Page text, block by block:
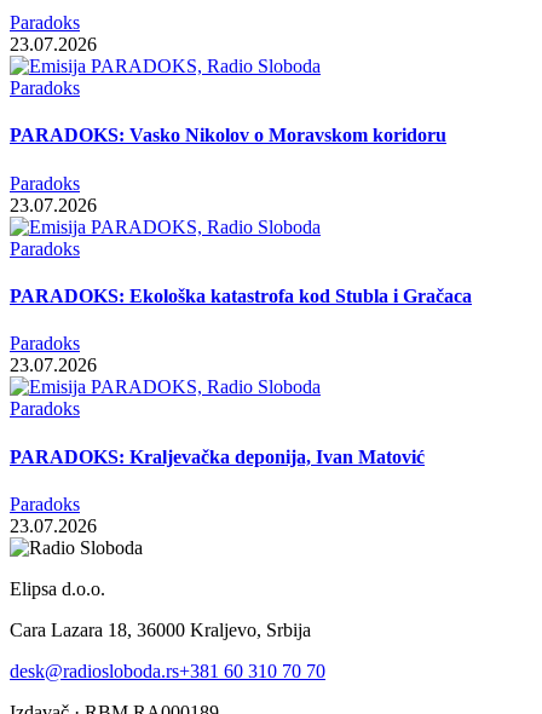
Paradoks
23.07.2026
Paradoks
PARADOKS: Vasko Nikolov o Moravskom koridoru
Paradoks
23.07.2026
Paradoks
PARADOKS: Ekološka katastrofa kod Stubla i Gračaca
Paradoks
23.07.2026
Paradoks
PARADOKS: Kraljevačka deponija, Ivan Matović
Paradoks
23.07.2026
Elipsa d.o.o.
Cara Lazara 18, 36000 Kraljevo, Srbija
desk@radiosloboda.rs+381 60 310 70 70